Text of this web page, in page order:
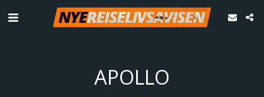
APOLLO